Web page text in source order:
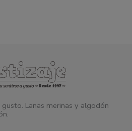
Lanas merinas y algodón